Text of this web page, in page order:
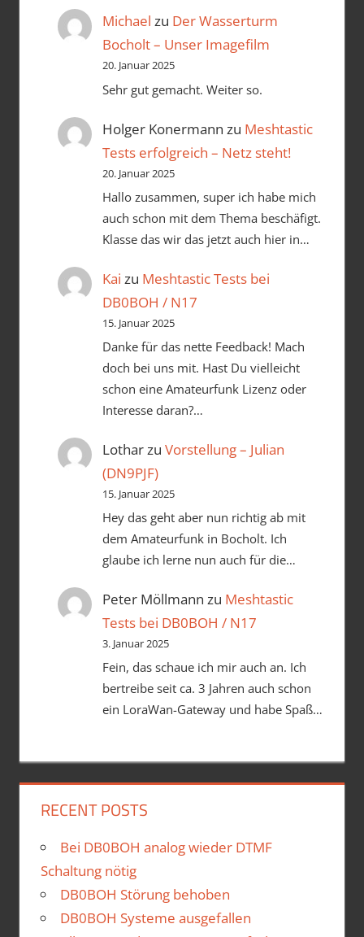
Michael zu Der Wasserturm
Bocholt – Unser Imagefilm
20. Januar 2025
Sehr gut gemacht. Weiter so.
Holger Konermann zu Meshtastic
Tests erfolgreich – Netz steht!
20. Januar 2025
Hallo zusammen, super ich habe mich
auch schon mit dem Thema beschäfigt.
Klasse das wir das jetzt auch hier in…
Kai zu Meshtastic Tests bei
DB0BOH / N17
15. Januar 2025
Danke für das nette Feedback! Mach
doch bei uns mit. Hast Du vielleicht
schon eine Amateurfunk Lizenz oder
Interesse daran?…
Lotharzu Vorstellung – Julian
(DN9PJF)
15. Januar 2025
Hey das geht aber nun richtig ab mit
dem Amateurfunk in Bocholt. Ich
glaube ich lerne nun auch für die…
Peter Möllmann zu Meshtastic
Tests bei DB0BOH / N17
3. Januar 2025
Fein, das schaue ich mir auch an. Ich
bertreibe seit ca. 3 Jahren auch schon
ein LoraWan-Gateway und habe Spaß…
RECENT POSTS
Bei DB0BOH analog wieder DTMF
Schaltung nötig
DB0BOH Störung behoben
DB0BOH Systeme ausgefallen